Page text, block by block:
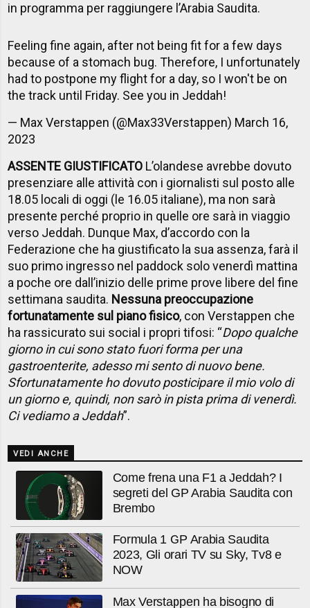
in programma per raggiungere l’Arabia Saudita.
Feeling fine again, after not being fit for a few days
because of a stomach bug. Therefore, I unfortunately
had to postpone my flight for a day, so I won't be on
the track until Friday. See you in Jeddah!
— Max Verstappen (@Max33Verstappen) March 16,
2023
ASSENTE GIUSTIFICATO L’olandese avrebbe dovuto
presenziare alle attività con i giornalisti sul posto alle
18.05 locali di oggi (le 16.05 italiane), ma non sarà
presente perché proprio in quelle ore sarà in viaggio
verso Jeddah. Dunque Max, d’accordo con la
Federazione che ha giustificato la sua assenza, farà il
suo primo ingresso nel paddock solo venerdì mattina
a poche ore dall’inizio delle prime prove libere del fine
settimana saudita. Nessuna preoccupazione
fortunatamente sul piano fisico, con Verstappen che
ha rassicurato sui social i propri tifosi: “Dopo qualche
giorno in cui sono stato fuori forma per una
gastroenterite, adesso mi sento di nuovo bene.
Sfortunatamente ho dovuto posticipare il mio volo di
un giorno e, quindi, non sarò in pista prima di venerdì.
Ci vediamo a Jeddah”.
VEDI ANCHE
Come frena una F1 a Jeddah? I
segreti del GP Arabia Saudita con
Brembo
Formula 1 GP Arabia Saudita
2023, Gli orari TV su Sky, Tv8 e
NOW
Max Verstappen ha bisogno di